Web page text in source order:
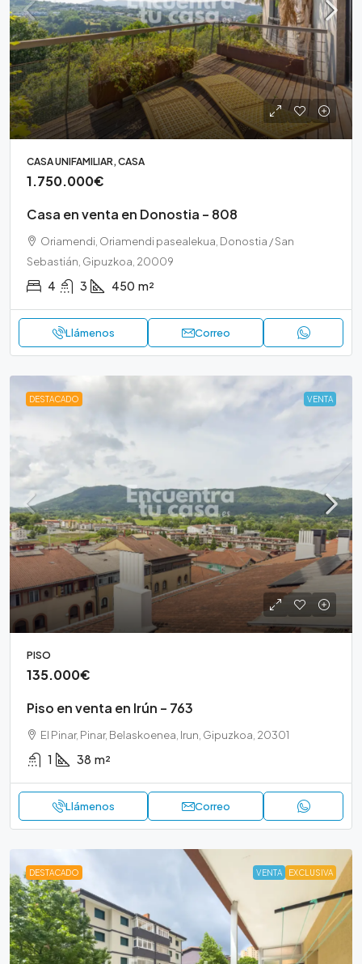
CASA UNIFAMILIAR, CASA
1.750.000€
Casa en venta en Donostia – 808
Oriamendi, Oriamendi pasealekua, Donostia / San
Sebastián, Gipuzkoa, 20009
4 3 450 m²
Llámenos Correo
DESTACADO VENTA
PISO
135.000€
Piso en venta en Irún – 763
El Pinar, Pinar, Belaskoenea, Irun, Gipuzkoa, 20301
1 38 m²
Llámenos Correo
DESTACADO VENTA EXCLUSIVA